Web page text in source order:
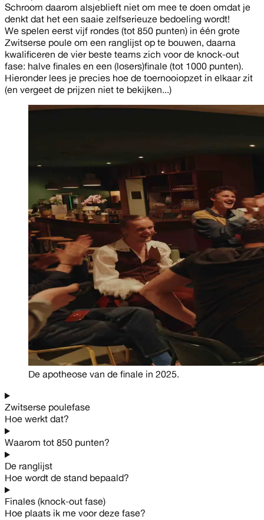
Schroom daarom alsjeblieft niet om mee te doen omdat je
denkt dat het een saaie zelfserieuze bedoeling wordt!
We spelen eerst vijf rondes (tot 850 punten) in één grote
Zwitserse poule om een ranglijst op te bouwen, daarna
kwalificeren de vier beste teams zich voor de knock-out
fase: halve finales en een (losers)finale (tot 1000 punten).
Hieronder lees je precies hoe de toernooiopzet in elkaar zit
(en vergeet de prijzen niet te bekijken...)
De apotheose van de finale in 2025.
Zwitserse poulefase
Hoe werkt dat?
Waarom tot 850 punten?
De ranglijst
Hoe wordt de stand bepaald?
Finales (knock-out fase)
Hoe plaats ik me voor deze fase?